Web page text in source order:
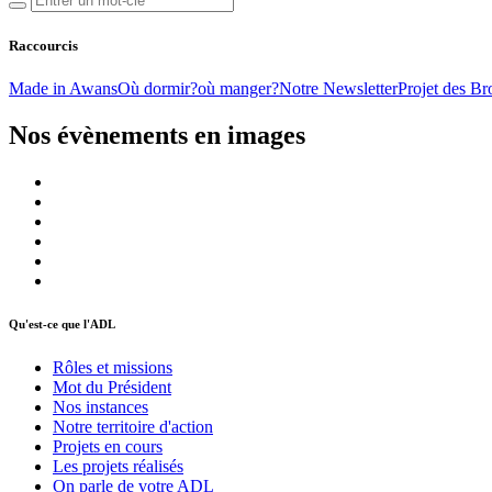
Raccourcis
Made in AwansOù dormir?où manger?Notre NewsletterProjet des
Nos évènements en images
Qu'est-ce que l'ADL
Rôles et missions
Mot du Président
Nos instances
Notre territoire d'action
Projets en cours
Les projets réalisés
On parle de votre ADL